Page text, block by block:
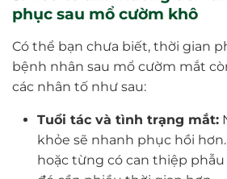
phục sau mổ cườm khô
Có thể bạn chưa biết, thời gian
bệnh nhân sau mổ cườm mắt
các nhân tố như sau:
Tuổi tác và tình trạng mắt:
khỏe sẽ nhanh phục hồi
hoặc từng có can thiệp